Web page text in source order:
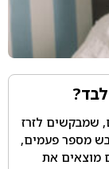
שמבקשים לזרז
מספר פעמים,
מוצאים את